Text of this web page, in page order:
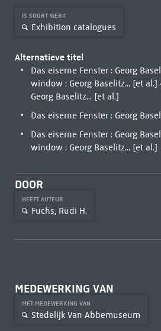
IS SOORT WERK
Exhibition catalogues
Alternatieve titel
Das eiserne Fenster : Georg
window : Georg Baselitz... [et al.]
Georg Baselitz... [et al.]
Das eiserne Fenster : Georg
Das eiserne Fenster : Georg
window : Georg Baselitz... [et al.]
DOOR
HEEFT AUTEUR
Fuchs, Rudi H.
MEDEWERKING VAN
MET MEDEWERKING VAN
Stedelijk Van Abbemuseum